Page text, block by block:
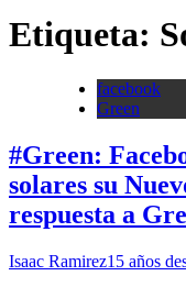
Etiqueta:
facebook
Green
#Green:
solares su
respuesta a
Isaac Ramirez15 años